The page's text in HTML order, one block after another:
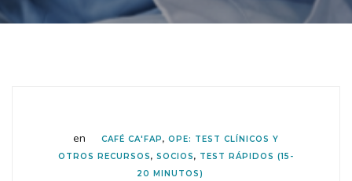
en CAFÉ CA'FAP, OPE: TEST CLÍNICOS Y
OTROS RECURSOS, SOCIOS, TEST RÁPIDOS (15-
20 MINUTOS)